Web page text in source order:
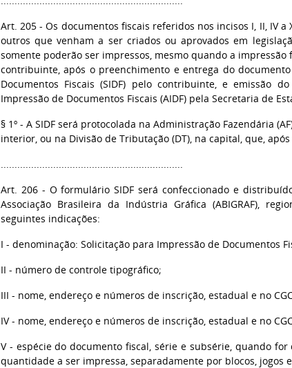
Art. 205 - Os documentos fiscais referidos nos incisos I, II, IV a
outros que venham a ser criados ou aprovados em
somente poderão ser impressos, mesmo quando a
contribuinte, após o preenchimento e entrega do
Documentos Fiscais (SIDF) pelo contribuinte, e emissão
Impressão de Documentos Fiscais (AIDF) pela Secretaria de
§ 1º - A SIDF será protocolada na Administração Fazendária
interior, ou na Divisão de Tributação (DT), na capital, que,
..................................................................
Art. 206 - O formulário SIDF será confeccionado e
Associação Brasileira da Indústria Gráfica (ABIGRAF),
seguintes indicações:
I - denominação: Solicitação para Impressão de Documentos
II - número de controle tipográfico;
III - nome, endereço e números de inscrição, estadual e no
IV - nome, endereço e números de inscrição, estadual e no
V - espécie do documento fiscal, série e subsérie, quando
quantidade a ser impressa, separadamente por blocos, jogos